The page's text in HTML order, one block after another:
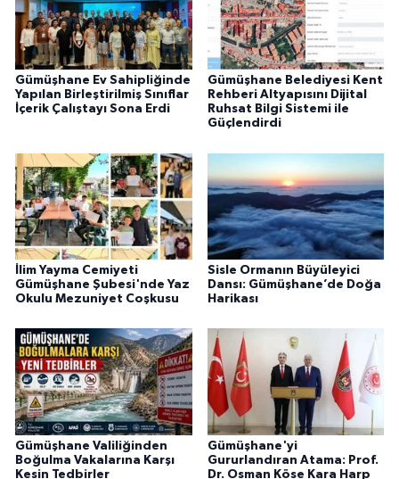
Gümüşhane Ev Sahipliğinde
Yapılan Birleştirilmiş Sınıflar
İçerik Çalıştayı Sona Erdi
Gümüşhane Belediyesi Kent
Rehberi Altyapısını Dijital
Ruhsat Bilgi Sistemi ile
Güçlendirdi
İlim Yayma Cemiyeti
Gümüşhane Şubesi'nde Yaz
Okulu Mezuniyet Coşkusu
Sisle Ormanın Büyüleyici
Dansı: Gümüşhane’de Doğa
Harikası
Gümüşhane Valiliğinden
Boğulma Vakalarına Karşı
Kesin Tedbirler
Gümüşhane'yi
Gururlandıran Atama: Prof.
Dr. Osman Köse Kara Harp